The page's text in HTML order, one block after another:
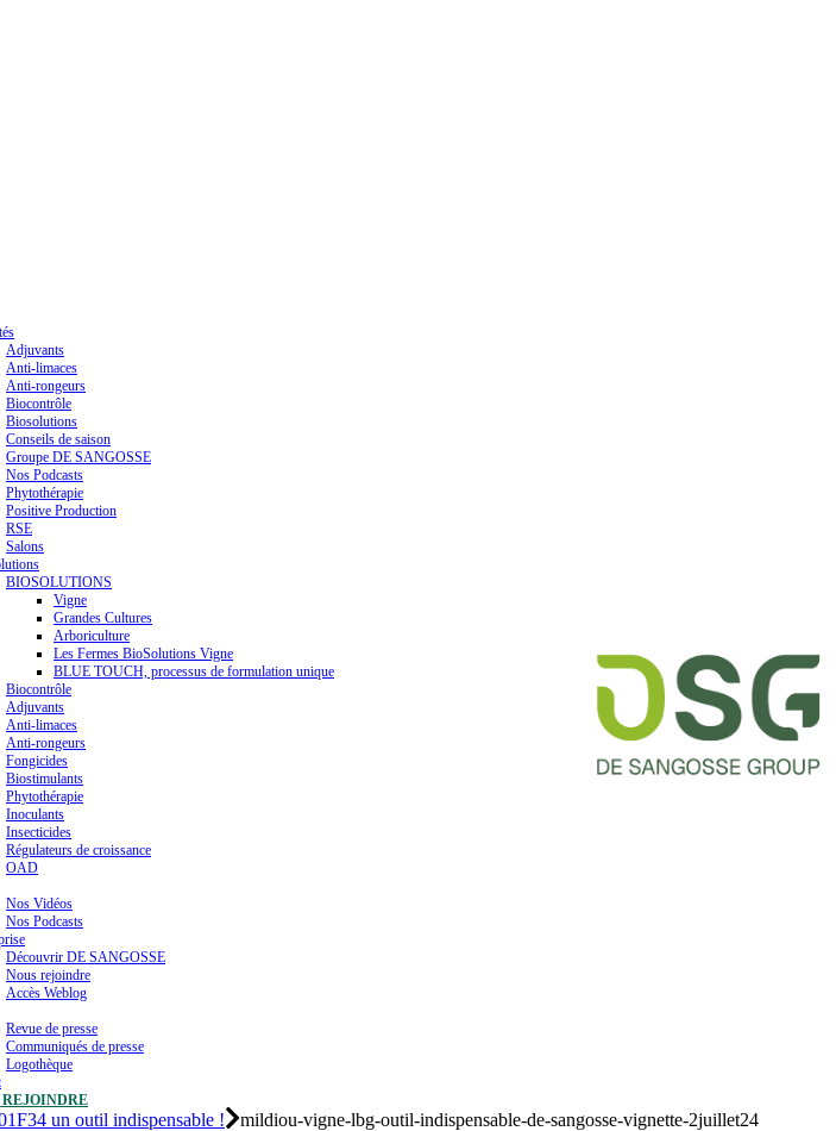
Adjuvants
Anti-limaces
Anti-rongeurs
Biocontrôle
Biosolutions
Conseils de saison
Groupe DE SANGOSSE
Nos Podcasts
Phytothérapie
Positive Production
RSE
Salons
BIOSOLUTIONS
Vigne
Grandes Cultures
Arboriculture
Les Fermes BioSolutions Vigne
BLUE TOUCH, processus de formulation unique
Biocontrôle
Adjuvants
Anti-limaces
Anti-rongeurs
Fongicides
Biostimulants
Phytothérapie
Inoculants
Insecticides
Régulateurs de croissance
OAD
Nos Vidéos
Nos Podcasts
Découvrir DE SANGOSSE
Nous rejoindre
Accès Weblog
Revue de presse
Communiqués de presse
Logothèque
REJOINDRE
un outil indispensable ! mildiou-vigne-lbg-outil-indispensable-de-sangosse-vignette-2juillet24